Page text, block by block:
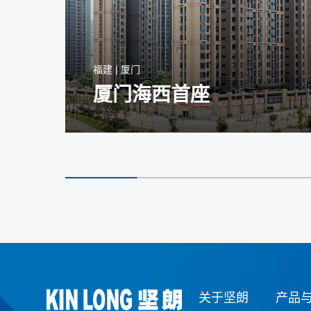
福建 | 厦门
厦门海西首座
关于坚朗 产品